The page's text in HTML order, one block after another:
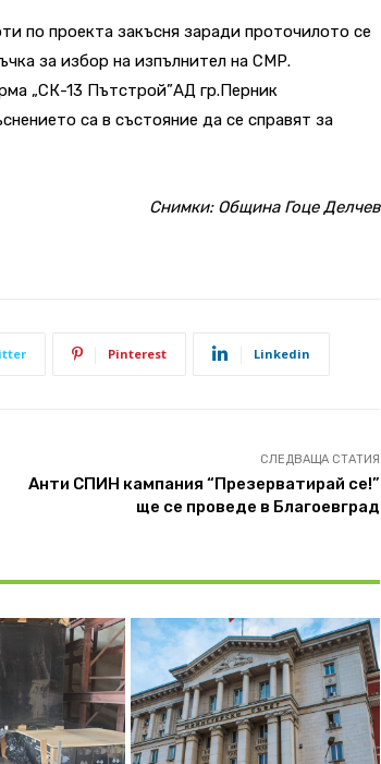
по проекта закъсня заради проточилото се
за избор на изпълнител на СМР.
„СК-13 Пътстрой”АД гр.Перник
са в състояние да се справят за
Снимки: Община Гоце Делчев
Pinterest Linkedin
СЛЕДВАЩА СТАТИЯ
Анти СПИН кампания “Презерватирай се!”
ще се проведе в Благоевград